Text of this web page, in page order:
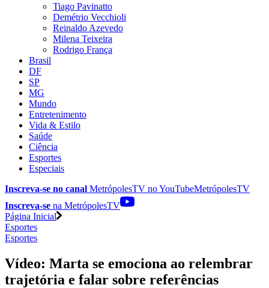
Tiago Pavinatto
Demétrio Vecchioli
Reinaldo Azevedo
Milena Teixeira
Rodrigo França
Brasil
DF
SP
MG
Mundo
Entretenimento
Vida & Estilo
Saúde
Ciência
Esportes
Especiais
Inscreva-se no canal MetrópolesTV noYouTubeMetrópolesTV
Inscreva-se na MetrópolesTV
Página Inicial
Esportes
Esportes
Vídeo: Marta se emociona ao relembrar
trajetória e falar sobre referências